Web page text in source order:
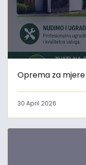
Oprema za
30 April 2026